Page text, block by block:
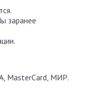
заранее
MasterCard, МИР.